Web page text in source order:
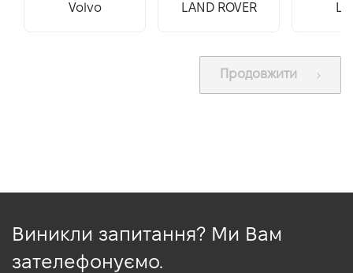
Volvo LAND ROVER
Продовжити
Виникли запитання? Ми Вам
зателефонуємо.
Підпишись на наш канал та слідкуй за